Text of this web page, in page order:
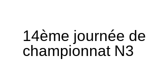
14ème journée de
championnat N3